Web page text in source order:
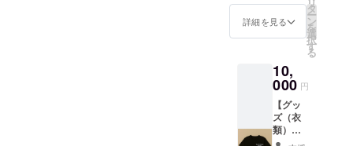
きませ
ん。手
になり
ま
す。）
・数
量：1点
有効期
キッチ
ンカー
で使用
できる
分を提
供しま
す。 ・
サイズ
展開：
M, L ・
詳細を見る
タ
ー
ン
を
選
択
す
る
10,
000 円
【グッ
ズ（衣
類）】
弊社オ